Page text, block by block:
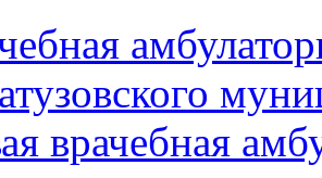
врачебная